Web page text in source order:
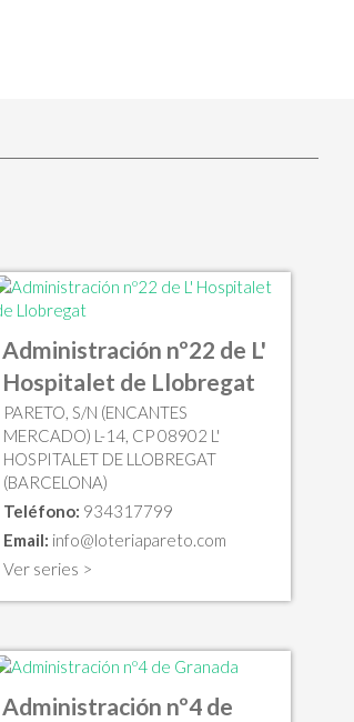
Administración nº22 de L'
Hospitalet de Llobregat
PARETO, S/N (ENCANTES
MERCADO) L-14, CP 08902 L'
HOSPITALET DE LLOBREGAT
(BARCELONA)
Teléfono: 934317799
Email: info@loteriapareto.com
Ver series >
Administración nº4 de